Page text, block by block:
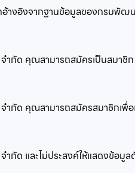
งอิงจากฐานข้อมูลของกรมพัฒ
กัด คุณสามารถสมัครเป็นสมาชิก
กัด คุณสามารถสมัครสมาชิกเพื่อ
ด และไม่ประสงค์ให้แสดงข้อมูล